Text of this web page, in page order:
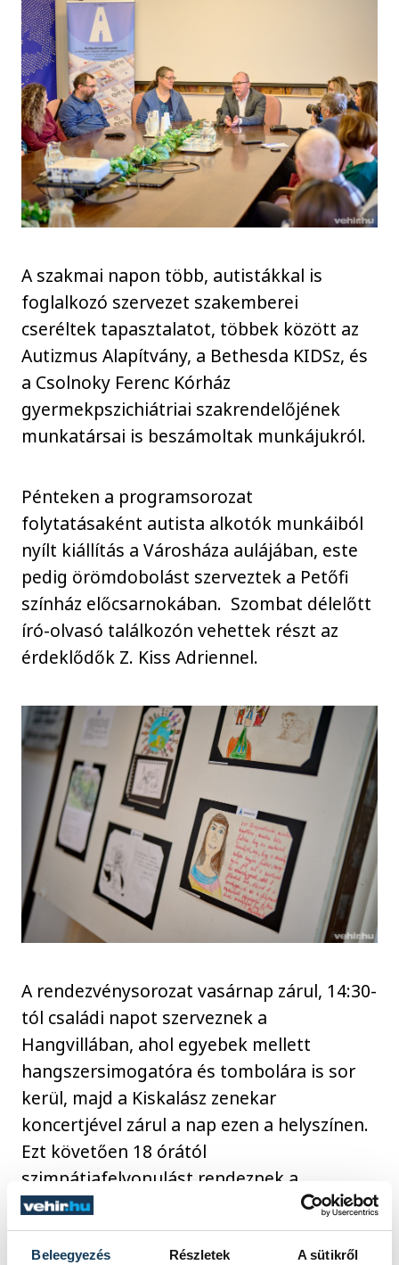
Beleegyezés Részletek A sütikről
A szakmai napon több, autistákkal is
foglalkozó szervezet szakemberei
cseréltek tapasztalatot, többek között az
Autizmus Alapítvány, a Bethesda KIDSz, és
a Csolnoky Ferenc Kórház
gyermekpszichiátriai szakrendelőjének
munkatársai is beszámoltak munkájukról.
Pénteken a programsorozat
folytatásaként autista alkotók munkáiból
nyílt kiállítás a Városháza aulájában, este
pedig örömdobolást szerveztek a Petőfi
színház előcsarnokában. Szombat délelőtt
író-olvasó találkozón vehettek részt az
érdeklődők Z. Kiss Adriennel.
A rendezvénysorozat vasárnap zárul, 14:30-
tól családi napot szerveznek a
Hangvillában, ahol egyebek mellett
hangszersimogatóra és tombolára is sor
kerül, majd a Kiskalász zenekar
koncertjével zárul a nap ezen a helyszínen.
Ezt követően 18 órától
szimpátiafelvonulást rendeznek a
belvárosban.